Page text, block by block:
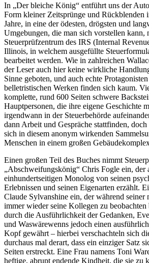
In „Der bleiche König“ entführt uns der
Form kleiner Zeitsprünge und Rückblenden
Jahre, in eine der ödesten, drögsten und
Umgebungen, die man sich vorstellen kann,
Steuerprüfzentrum des IRS (Internal
Illinois, in welchem ausgefüllte
bearbeitet werden. Wie in zahlreichen
der Leser auch hier keine wirkliche
Sinne geboten, und auch echte
belletristischen Werken finden sich kaum.
komplette, rund 600 Seiten schwere
Hauptpersonen, die ihre eigene Geschichte
irgendwann in der Steuerbehörde
dann Arbeit und Gespräche stattfinden,
sich in diesem anonym wirkenden
Menschen in einem großen
Einen großen Teil des Buches nimmt
„Abschweifungskönig“ Chris Fogle ein, der
einhundertseitigen Monolog von seinen
Erlebnissen und seinen Eigenarten erzählt.
Claude Sylvanshine ein, der während seiner
immer wieder seine Kollegen zu
durch die Ausführlichkeit der Gedanken,
und Waswärewenns jedoch einen
Kopf gewährt – hierbei verschachteln sich
durchaus mal derart, dass ein einziger Satz
Seiten erstreckt. Eine Frau namens Toni
heftige, abrupt endende Kindheit, die sie zu